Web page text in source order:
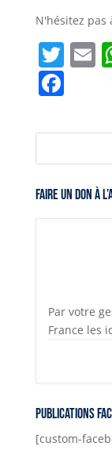
N'hésitez pas
T
w
itt
er
E
l
F
c
e
b
o
Faire un don à
Par votre
France les
Publications
[custom-